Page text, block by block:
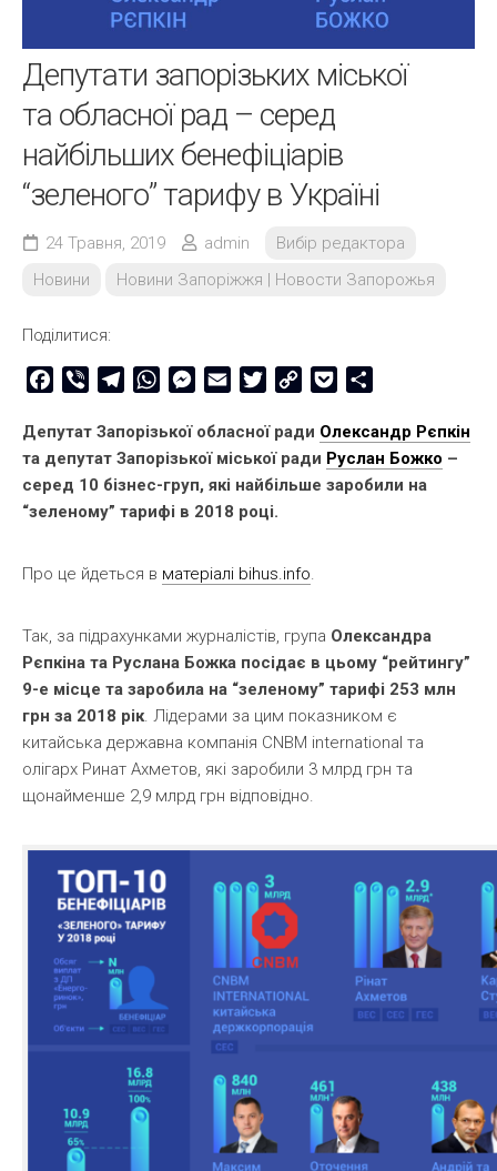
Депутати запорізьких міської
та обласної рад – серед
найбільших бенефіціарів
“зеленого” тарифу в Україні
24 Травня, 2019 admin
Вибір редактора
Новини
Новини Запоріжжя | Новости Запорожья
Поділитися:
Facebook
Viber TelegramWhatsAppMessenger
Email TwitterCopy
Pocket
Депутат Запорізької обласної ради Олександр Рєпкін
та депутат Запорізької міської ради Руслан Божко –
серед 10 бізнес-груп, які найбільше заробили на
“зеленому” тарифі в 2018 році.
Про це йдеться в матеріалі bihus.info.
Так, за підрахунками журналістів, група Олександра
Рєпкіна та Руслана Божка посідає в цьому “рейтингу”
9-е місце та заробила на “зеленому” тарифі 253 млн
грн за 2018 рік. Лідерами за цим показником є
китайська державна компанія CNBM international та
олігарх Ринат Ахметов, які заробили 3 млрд грн та
щонайменше 2,9 млрд грн відповідно.